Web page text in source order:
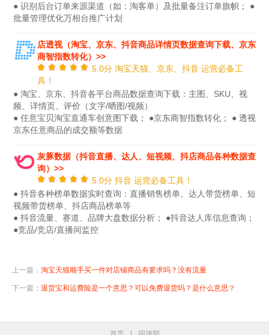
● 识别后台订单来源渠道（如：淘客单）及批量备注订单旗帜； ●
批量管理优化万相台推广计划
店透视（淘宝、京东、抖音商品详情页数据查询下载、京东
商智指数转化）>>
5.0分 淘宝天猫、京东、抖音 运营必备工
具！
● 淘宝、京东、抖音各平台商品数据查询下载：主图、SKU、视
频、详情页、评价（文字/晒图/视频）
● 任意宝贝淘宝直通车创意图下载； ●京东商智指数转化； ● 透视
京东任意商品的成交额等数据
灰豚数据（抖音直播、达人、短视频、抖店商品各种数据查
询）>>
5.0分 抖音 运营必备工具！
● 抖音各种榜单数据实时查询：直播销售榜单、达人带货榜单、短
视频带货榜单、抖店商品榜单等
● 抖音流量、赛道、品牌大盘数据分析； ●抖音达人库信息查询；
●竞品/竞店/直播间监控
上一篇： 淘宝天猫顺手买一件对店铺商品有要求吗？没有流量
下一篇： 退货宝和运费险是一个意思？可以免费退货吗？是什么意思？